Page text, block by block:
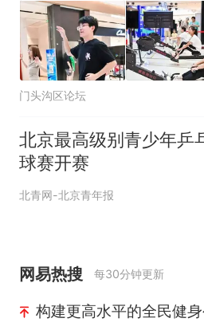
门头沟区论坛
北京最高级别青少年乒
球赛开赛
北青网-北京青年报
网易热搜 每30分钟更新
构建更高水平的全民健